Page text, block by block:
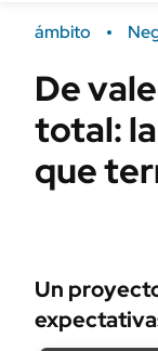
Campo
FINANZAS
Dólar
ámbito
De
total:
que
Un